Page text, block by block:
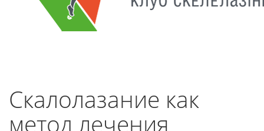
Скалолазание как
метод лечения